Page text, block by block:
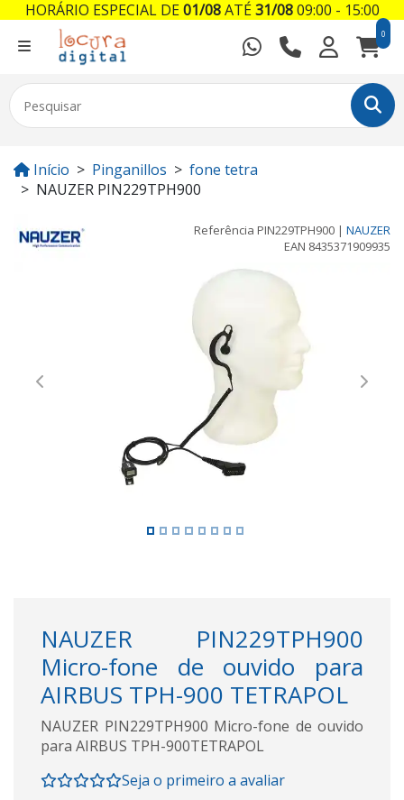
0
Início Pinganillos
fone tetra
NAUZER PIN229TPH900
Referência PIN229TPH900 | NAUZER
EAN 8435371909935
Previous Next
NAUZER PIN229TPH900
Micro-fone de ouvido para
AIRBUS TPH-900 TETRAPOL
NAUZER PIN229TPH900 Micro-fone de ouvido
para AIRBUS TPH-900TETRAPOL
Seja o primeiro a avaliar
HORÁRIO ESPECIAL DE01/08ATÉ31/0809:00 - 15:00